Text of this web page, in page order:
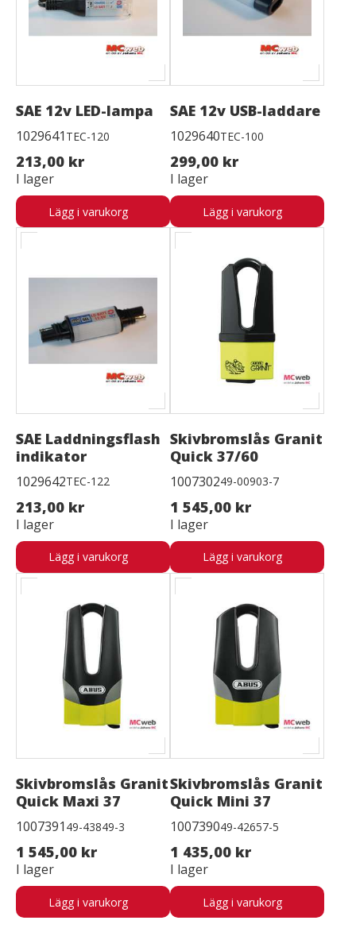
SAE 12v LED-lampa
1029641 TEC-120
213,00 kr
I lager
Lägg i varukorg
SAE 12v USB-laddare
1029640TEC-100
299,00 kr
I lager
Lägg i varukorg
SAE Laddningsflash
indikator
1029642TEC-122
213,00 kr
I lager
Lägg i varukorg
Skivbromslås Granit
Quick 37/60
100730249-00903-7
1 545,00 kr
I lager
Lägg i varukorg
Skivbromslås Granit
Quick Maxi 37
1007391 49-43849-3
1 545,00 kr
I lager
Lägg i varukorg
Skivbromslås Granit
Quick Mini 37
100739049-42657-5
1 435,00 kr
I lager
Lägg i varukorg